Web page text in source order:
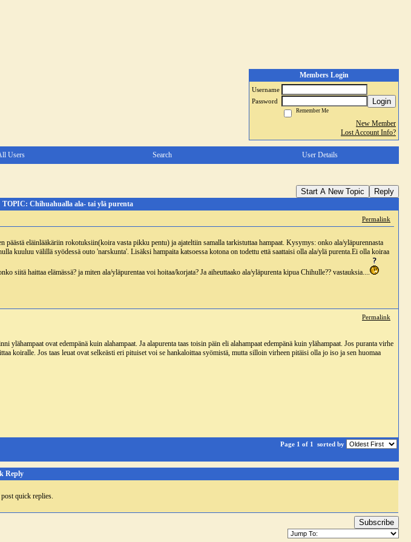
Members Login
Username
Password
Login
Remember Me
New Member
Lost Account Info?
Users Search User Details
Start A New Topic Reply
TOPIC: Chihuahualla ala- tai ylä purenta
Permalink
eläinlääkäriin rokotuksiin(koira vasta pikku pentu) ja ajateltiin samalla tarkistuttaa hampaat. Kysymys: onko ala/yläpurennasta
kuuluu välillä syödessä outo 'narskunta'. Lisäksi hampaita katsoessa kotona on todettu että saattaisi olla ala/ylä purenta.Ei olla koiraa
siitä haittaa elämässä? ja miten ala/yläpurentaa voi hoitaa/korjata? Ja aiheuttaako ala/yläpurenta kipua Chihulle?? vastauksia....
Permalink
ovat edempänä kuin alahampaat. Ja alapurenta taas toisin päin eli alahampaat edempänä kuin ylähampaat. Jos puranta virhe
koiralle. Jos taas leuat ovat selkeästi eri pituiset voi se hankaloittaa syömistä, mutta silloin virheen pitäisi olla jo iso ja sen huomaa
Page 1 of 1 sorted by
Reply
quick replies.
Subscribe